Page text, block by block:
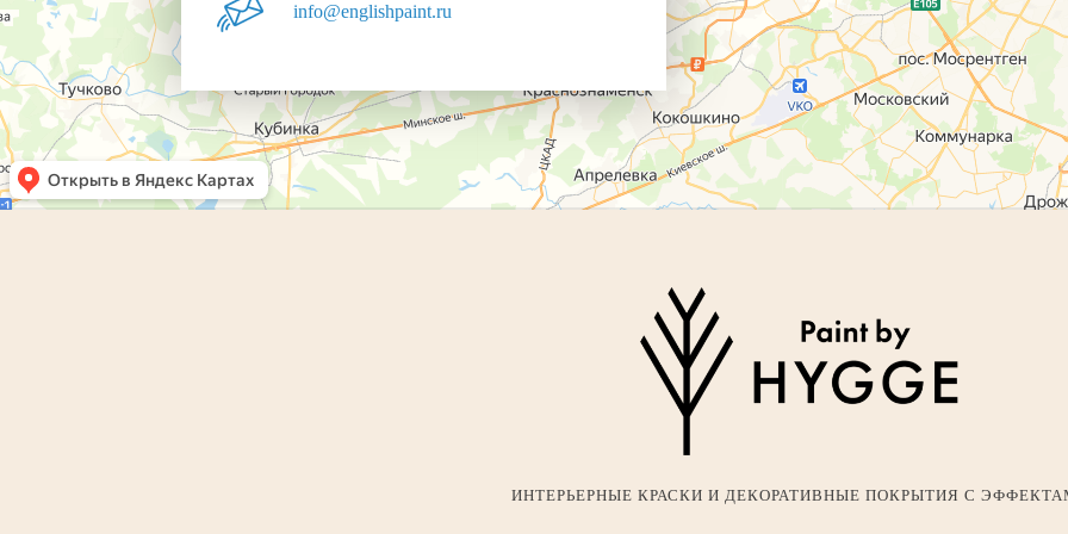
info@englishpaint.ru
ИНТЕРЬЕРНЫЕ КРАСКИ И ДЕКОРАТИВНЫЕ ПОКРЫТИЯ С